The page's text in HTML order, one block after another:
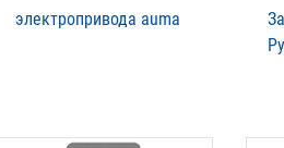
электропривода auma